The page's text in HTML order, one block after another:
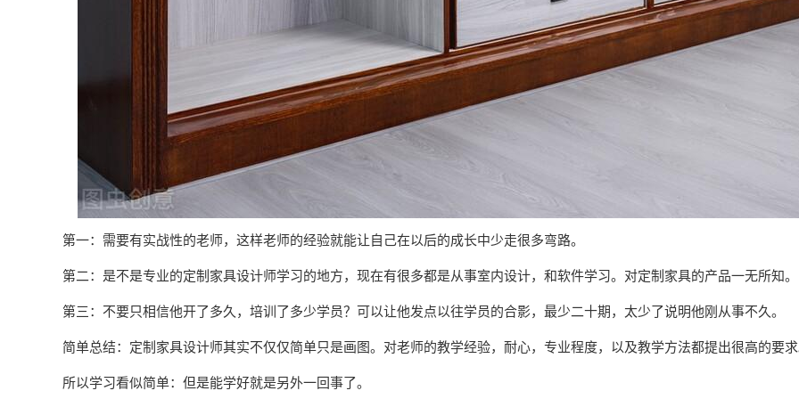
第一：需要有实战性的老师，这样老师的经验就能让自己在以后的成长中少走很多弯路。
第二：是不是专业的定制家具设计师学习的地方，现在有很多都是从事室内设计，和软件学习。对定制家具的产品一无所知。
第三：不要只相信他开了多久，培训了多少学员？可以让他发点以往学员的合影，最少二十期，太少了说明他刚从事不久。
简单总结：定制家具设计师其实不仅仅简单只是画图。对老师的教学经验，耐心，专业程度，以及教学方法都提出很高的要
所以学习看似简单：但是能学好就是另外一回事了。